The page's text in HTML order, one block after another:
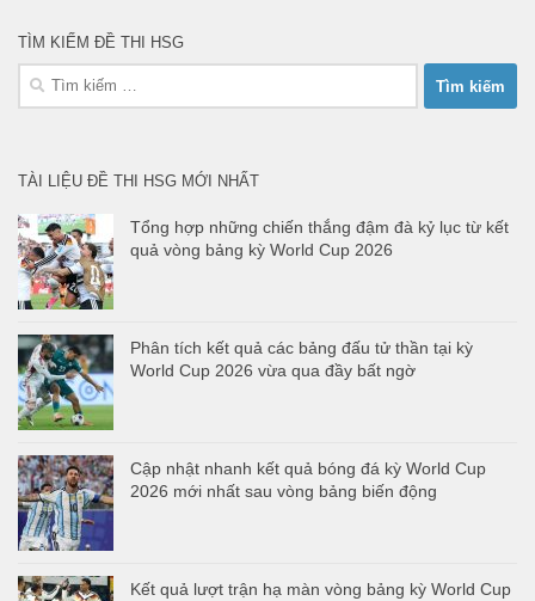
TÌM KIẾM ĐỀ THI HSG
Tìm
TÀI LIỆU ĐỀ THI HSG MỚI NHẤT
Tổng hợp những chiến thắng đậm đà kỷ lục từ kết
quả vòng bảng kỳ World Cup 2026
Phân tích kết quả các bảng đấu tử thần tại kỳ
World Cup 2026 vừa qua đầy bất ngờ
Cập nhật nhanh kết quả bóng đá kỳ World Cup
2026 mới nhất sau vòng bảng biến động
Kết quả lượt trận hạ màn vòng bảng kỳ World Cup